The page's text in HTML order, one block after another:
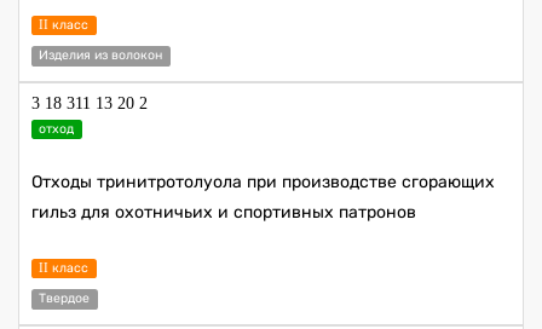
II класс
Изделия из волокон
3 18 311 13 20 2
отход
Отходы тринитротолуола при производстве сгорающих
гильз для охотничьих и спортивных патронов
II класс
Твердое